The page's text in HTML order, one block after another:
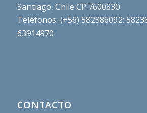
Santiago, Chile CP.7600830
Teléfonos: (+56) 582386092;
63914970
CONTACTO